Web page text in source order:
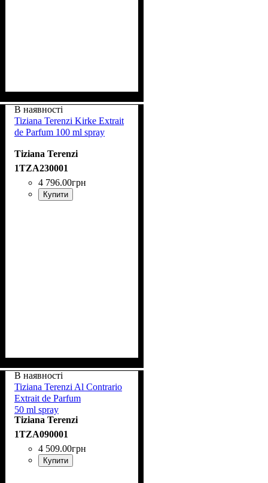
В наявності
Tiziana Terenzi Kirke Extrait
de Parfum 100 ml spray
Tiziana Terenzi
1TZA230001
4 796.00грн
Купити
В наявності
Tiziana Terenzi Al Contrario
Extrait de Parfum
50 ml spray
Tiziana Terenzi
1TZA090001
4 509.00грн
Купити